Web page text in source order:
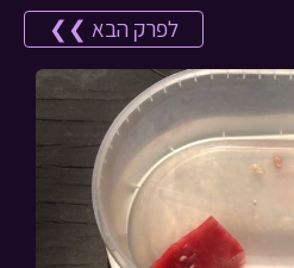
לפרק הבא ❯❯